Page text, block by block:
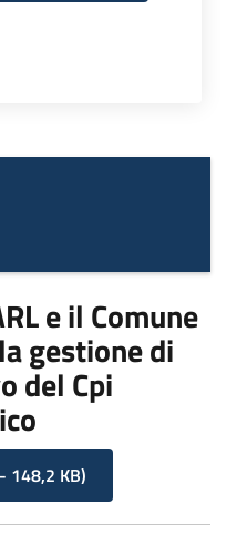
e il Comune
gestione di
del Cpi
- 148,2 KB)